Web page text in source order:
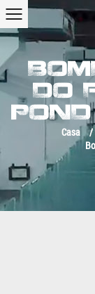
DO
Casa /